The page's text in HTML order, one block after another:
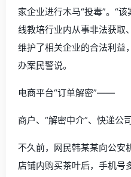
家企业进行木马“投毒”。“
线教培行业内从事非法获取
维护了相关企业的合法利益
办案民警说。
电商平台“订单解密”——
商户、“解密中介”、快递公
不久前，网民韩某某向公安
店铺内购买茶叶后，手机号